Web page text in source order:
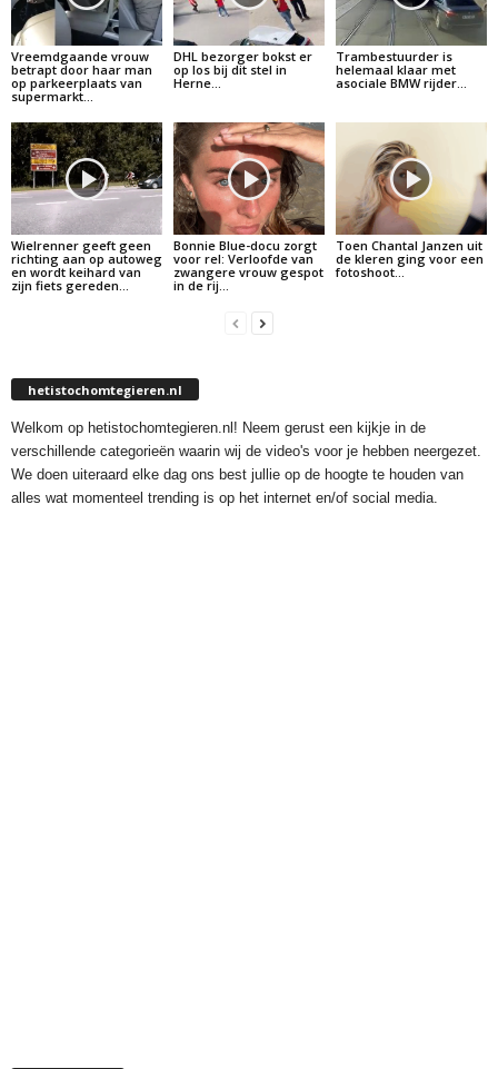
Vreemdgaande vrouw
betrapt door haar man
op parkeerplaats van
supermarkt…
DHL bezorger bokst er
op los bij dit stel in
Herne…
Trambestuurder is
helemaal klaar met
asociale BMW rijder…
Wielrenner geeft geen
richting aan op autoweg
en wordt keihard van
zijn fiets gereden…
Bonnie Blue-docu zorgt
voor rel: Verloofde van
zwangere vrouw gespot
in de rij…
Toen Chantal Janzen uit
de kleren ging voor een
fotoshoot…
hetistochomtegieren.nl
Welkom op hetistochomtegieren.nl! Neem gerust een kijkje in de
verschillende categorieën waarin wij de video's voor je hebben neergezet.
We doen uiteraard elke dag ons best jullie op de hoogte te houden van
alles wat momenteel trending is op het internet en/of social media.